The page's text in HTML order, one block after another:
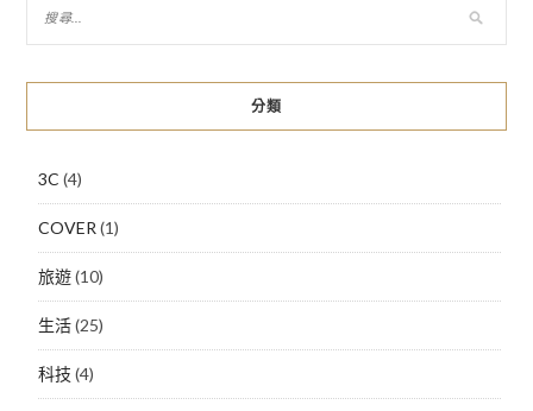
分類
3C (4)
COVER(1)
旅遊(10)
生活(25)
科技 (4)